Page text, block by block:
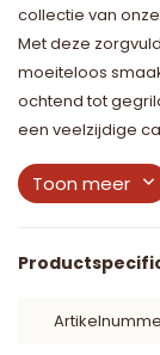
collectie van
Met deze
moeiteloos
ochtend tot
een veelzijdige
Toon meer